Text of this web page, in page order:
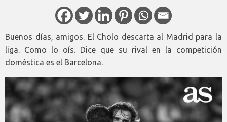
Buenos días, amigos. El Cholo descarta al Madrid para la
liga. Como lo oís. Dice que su rival en la competición
doméstica es el Barcelona.